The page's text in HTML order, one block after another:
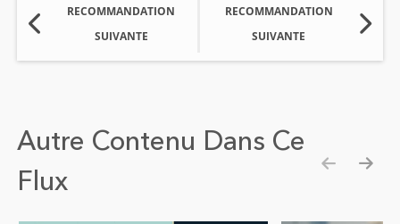
RECOMMANDATION
SUIVANTE
RECOMMANDATION
SUIVANTE
Autre Contenu Dans Ce
Flux